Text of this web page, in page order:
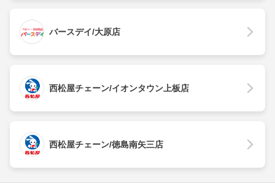
バースデイ/大原店
西松屋チェーン/イオンタウン上板店
西松屋チェーン/徳島南矢三店